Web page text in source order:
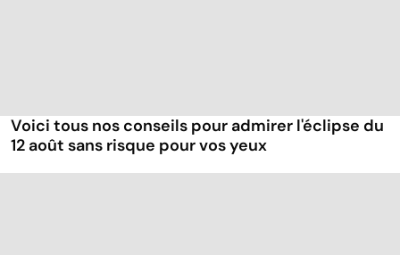
Voici tous nos conseils pour admirer l'éclipse du
12 août sans risque pour vos yeux